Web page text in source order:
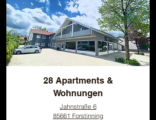
28 Apartments &
Wohnungen
Jahnstraße 6
85661 Forstinning